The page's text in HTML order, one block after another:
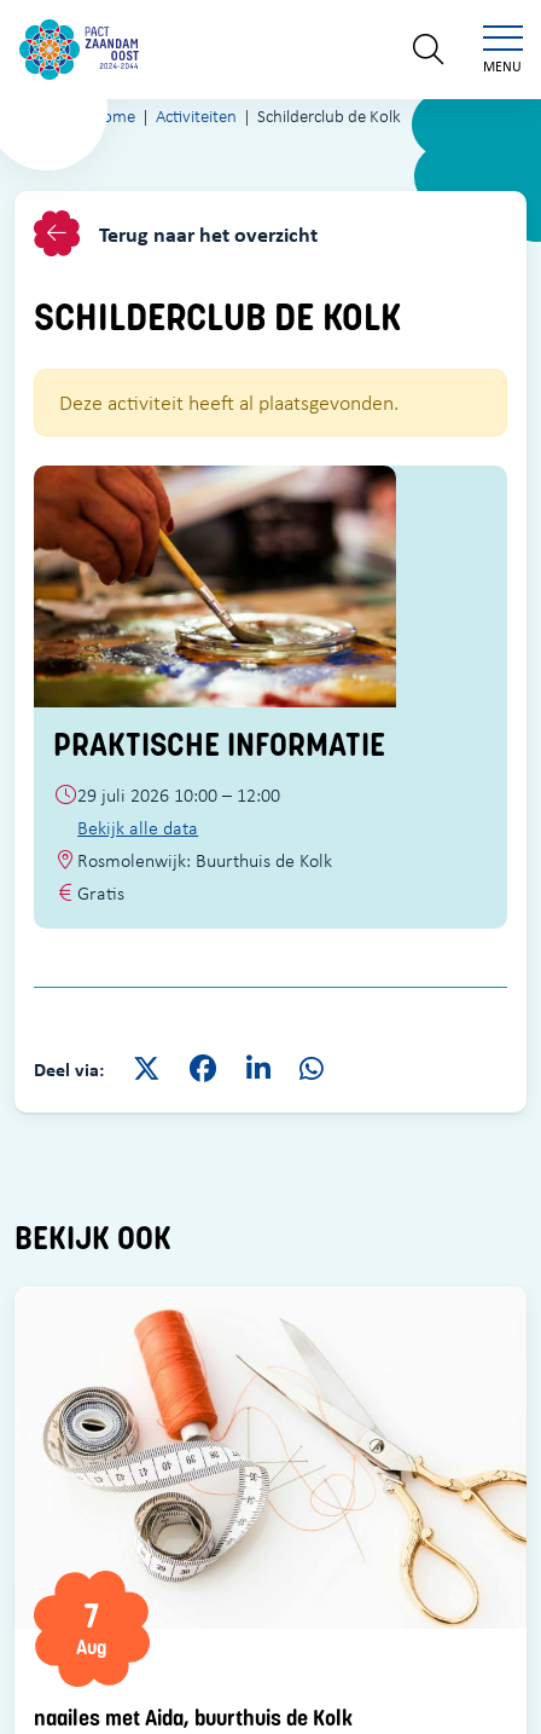
MENU
Home Activiteiten Schilderclub de Kolk
Terug naar het overzicht
SCHILDERCLUB DE KOLK
Deze activiteit heeft al plaatsgevonden.
PRAKTISCHE INFORMATIE
29 juli 2026 10:00 – 12:00
Bekijk alle data
Rosmolenwijk: Buurthuis de Kolk
Gratis
Deel via:
BEKIJK OOK
naailes met Aida, buurthuis de Kolk
7
Aug